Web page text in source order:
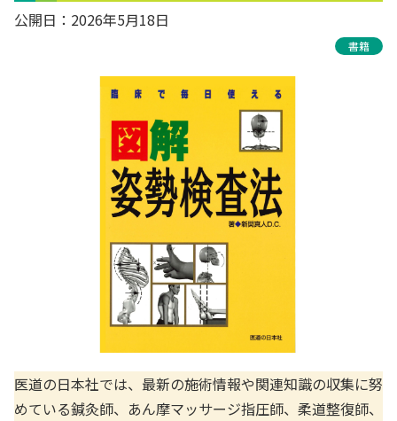
公開日：2026年5月18日
書籍
医道の日本社では、最新の施術情報や関連知識の収集に努
めている鍼灸師、あん摩マッサージ指圧師、柔道整復師、